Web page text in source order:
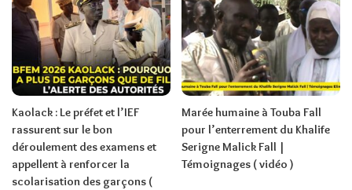
Kaolack : Le préfet et l’IEF
rassurent sur le bon
déroulement des examens et
appellent à renforcer la
scolarisation des garçons (
Marée humaine à Touba Fall
pour l’enterrement du Khalife
Serigne Malick Fall |
Témoignages ( vidéo )